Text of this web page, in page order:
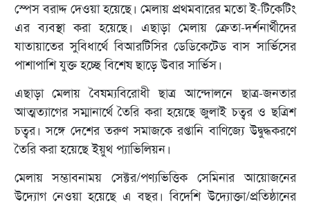
স্পেস বরাদ্দ দেওয়া হয়েছে। মেলায় প্রথমবারের মতো ই-টিকেটিং
এর ব্যবস্থা করা হয়েছে। এছাড়া মেলায় ক্রেতা-দর্শনার্থীদের
যাতায়াতের সুবিধার্থে বিআরটিসির ডেডিকেটেড বাস সার্ভিসের
পাশাপাশি যুক্ত হচ্ছে বিশেষ ছাড়ে উবার সার্ভিস।
এছাড়া মেলায় বৈষম্যবিরোধী ছাত্র আন্দোলনে ছাত্র-জনতার
আত্মত্যাগের সম্মানার্থে তৈরি করা হয়েছে জুলাই চত্বর ও ছত্রিশ
চত্বর। সঙ্গে দেশের তরুণ সমাজকে রপ্তানি বাণিজ্যে উদ্বুদ্ধকরণে
তৈরি করা হয়েছে ইয়ুথ প্যাভিলিয়ন।
মেলায় সম্ভাবনাময় সেক্টর/পণ্যভিত্তিক সেমিনার আয়োজনের
উদ্যোগ নেওয়া হয়েছে এ বছর। বিদেশি উদ্যোক্তা/প্রতিষ্ঠানের